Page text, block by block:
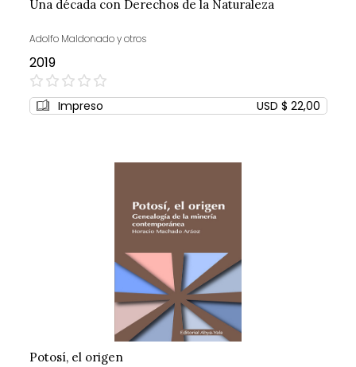
Una década con Derechos de la Naturaleza
Adolfo Maldonado y otros
2019
0%
Impreso USD $ 22,00
Potosí, el origen